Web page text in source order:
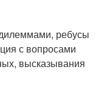
ребусы
с вопросами
высказывания